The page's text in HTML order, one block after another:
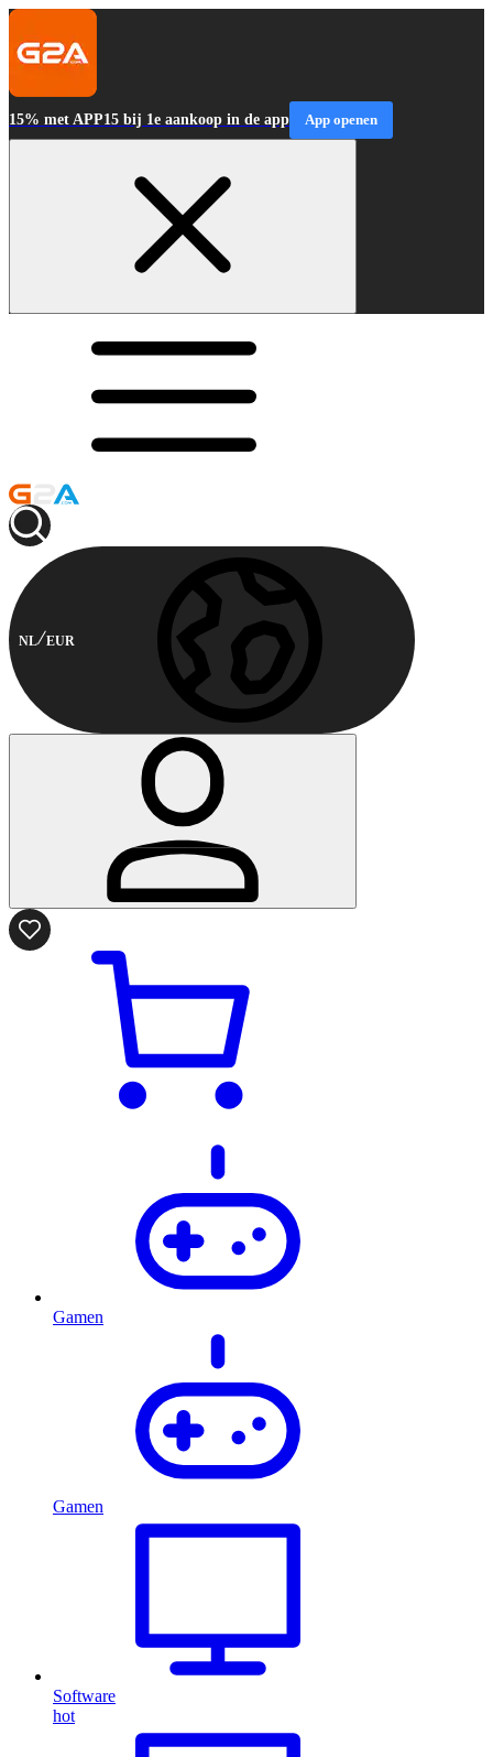
15% met APP15 bij 1e aankoop in de app App openen
NL EUR
Gamen
Gamen
Software
hot